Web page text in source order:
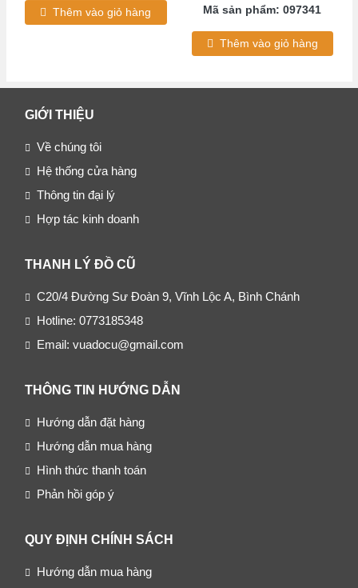
Thêm vào giỏ hàng Mã sản phẩm: 097341
Thêm vào giỏ hàng
GIỚI THIỆU
Về chúng tôi
Hệ thống cửa hàng
Thông tin đại lý
Hợp tác kinh doanh
THANH LÝ ĐỒ CŨ
C20/4 Đường Sư Đoàn 9, Vĩnh Lộc A, Bình Chánh
Hotline: 0773185348
Email: vuadocu@gmail.com
THÔNG TIN HƯỚNG DẪN
Hướng dẫn đặt hàng
Hướng dẫn mua hàng
Hình thức thanh toán
Phản hồi góp ý
QUY ĐỊNH CHÍNH SÁCH
Hướng dẫn mua hàng